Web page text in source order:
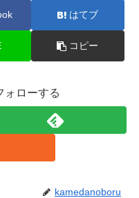
はてブ
コピー
ォローする
kamedanoboru